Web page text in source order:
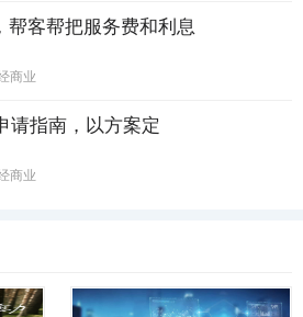
客帮把服务费和利息
商业
请指南，以方案定
商业